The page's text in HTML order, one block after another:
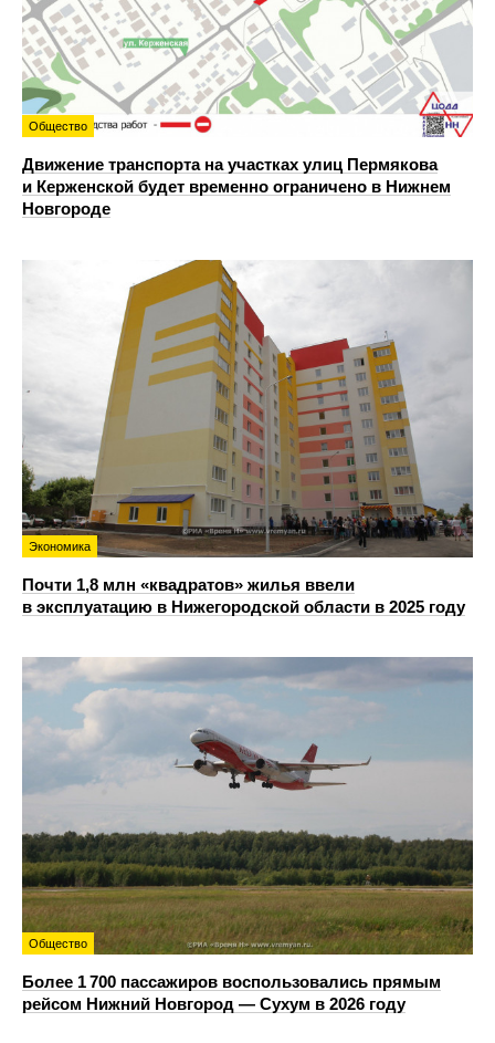
Общество
Движение транспорта на участках улиц Пермякова
и Керженской будет временно ограничено в Нижнем
Новгороде
Экономика
Почти 1,8 млн «квадратов» жилья ввели
в эксплуатацию в Нижегородской области в 2025 году
Общество
Более 1 700 пассажиров воспользовались прямым
рейсом Нижний Новгород — Сухум в 2026 году